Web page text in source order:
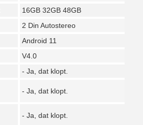
16GB 32GB 48GB
2 Din Autostereo
Android 11
V4.0
- Ja, dat klopt.
- Ja, dat klopt.
- Ja, dat klopt.